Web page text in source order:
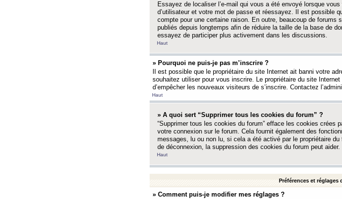
Essayez de localiser l’e-mail qui vous a été envoyé lorsque
d’utilisateur et votre mot de passe et réessayez. Il est possible
compte pour une certaine raison. En outre, beaucoup de forums
publiés depuis longtemps afin de réduire la taille de la base de
essayez de participer plus activement dans les discussions.
Haut
» Pourquoi ne puis-je pas m’inscrire ?
Il est possible que le propriétaire du site Internet ait banni votre
souhaitez utiliser pour vous inscrire. Le propriétaire du site
d’empêcher les nouveaux visiteurs de s’inscrire. Contactez
Haut
» A quoi sert “Supprimer tous les cookies du forum” ?
“Supprimer tous les cookies du forum” efface les cookies crées
votre connexion sur le forum. Cela fournit également des
messages, lu ou non lu, si cela a été activé par le propriétaire
de déconnexion, la suppression des cookies du forum peut aider.
Haut
Préférences et réglages
» Comment puis-je modifier mes réglages ?